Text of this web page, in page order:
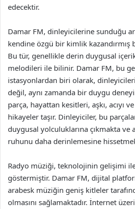
edecektir.
Damar FM, dinleyicilerine sunduğu
kendine özgü bir kimlik kazandırmış
Bu tür, genellikle derin duygusal
melodileri ile bilinir. Damar FM, bu
istasyonlardan biri olarak,
değil, aynı zamanda bir duygu
parça, hayattan kesitleri, aşkı, acıyı
hikayeler taşır. Dinleyiciler, bu
duygusal yolculuklarına çıkmakta ve
ruhunu daha derinlemesine
Radyo müziği, teknolojinin gelişimi
göstermiştir. Damar FM, dijital
arabesk müziğin geniş kitleler
olmasını sağlamaktadır. İnternet